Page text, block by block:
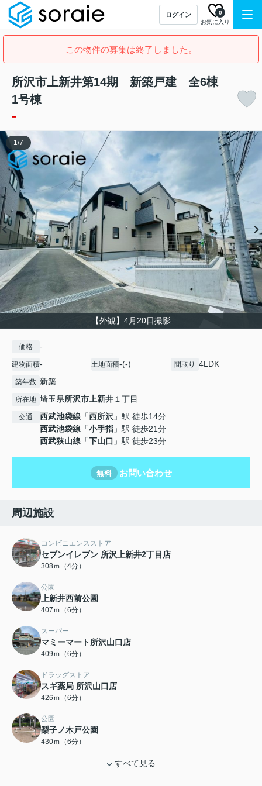
ログイン
お気に入り
0
この物件の募集は終了しました。
所沢市上新井第14期 新築戸建 全6棟
1号棟
-
【外観】4月20日撮影
1/7
価格 -
建物面積- 土地面積-(-) 間取り 4LDK
築年数 新築
所在地 埼玉県所沢市上新井１丁目
交通 西武池袋線 「西所沢 」駅 徒歩14分
西武池袋線 「小手指 」駅 徒歩21分
西武狭山線 「下山口 」駅 徒歩23分
無料 お問い合わせ
周辺施設
コンビニエンスストア
セブンイレブン 所沢上新井2丁目店
308ｍ（4分）
公園
上新井西前公園
407ｍ（6分）
スーパー
マミーマート所沢山口店
409ｍ（6分）
ドラッグストア
スギ薬局 所沢山口店
426ｍ（6分）
公園
梨子ノ木戸公園
430ｍ（6分）
すべて見る